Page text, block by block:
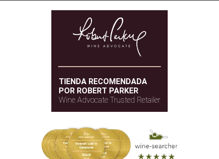
TIENDA RECOMENDADA
POR ROBERT PARKER
Wine Advocate Trusted Retailer